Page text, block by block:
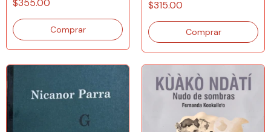
$355.00 $315.00